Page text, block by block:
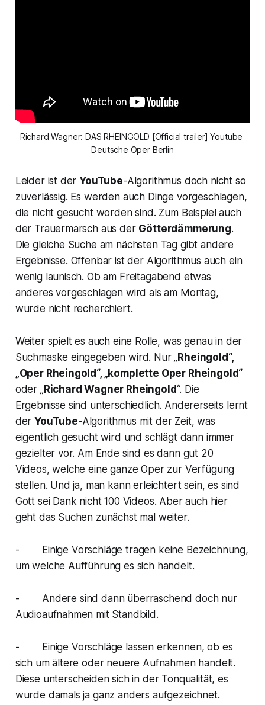
Richard Wagner: DAS RHEINGOLD [Official trailer] Youtube
Deutsche Oper Berlin
Leider ist derYouTube-Algorithmus doch nicht so
zuverlässig. Es werden auch Dinge vorgeschlagen,
die nicht gesucht worden sind. Zum Beispiel auch
der Trauermarsch aus der Götterdämmerung.
Die gleiche Suche am nächsten Tag gibt andere
Ergebnisse. Offenbar ist der Algorithmus auch ein
wenig launisch. Ob am Freitagabend etwas
anderes vorgeschlagen wird als am Montag,
wurde nicht recherchiert.
Weiter spielt es auch eine Rolle, was genau in der
Suchmaske eingegeben wird. Nur „Rheingold“,
„Oper Rheingold“, „komplette Oper Rheingold“
oder „Richard Wagner Rheingold“. Die
Ergebnisse sind unterschiedlich. Andererseits lernt
derYouTube-Algorithmus mit der Zeit, was
eigentlich gesucht wird und schlägt dann immer
gezielter vor. Am Ende sind es dann gut 20
Videos, welche eine ganze Oper zur Verfügung
stellen. Und ja, man kann erleichtert sein, es sind
Gott sei Dank nicht 100 Videos. Aber auch hier
geht das Suchen zunächst mal weiter.
- Einige Vorschläge tragen keine Bezeichnung,
um welche Aufführung es sich handelt.
- Andere sind dann überraschend doch nur
Audioaufnahmen mit Standbild.
- Einige Vorschläge lassen erkennen, ob es
sich um ältere oder neuere Aufnahmen handelt.
Diese unterscheiden sich in der Tonqualität, es
wurde damals ja ganz anders aufgezeichnet.